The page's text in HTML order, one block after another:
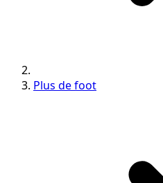
Plus de foot